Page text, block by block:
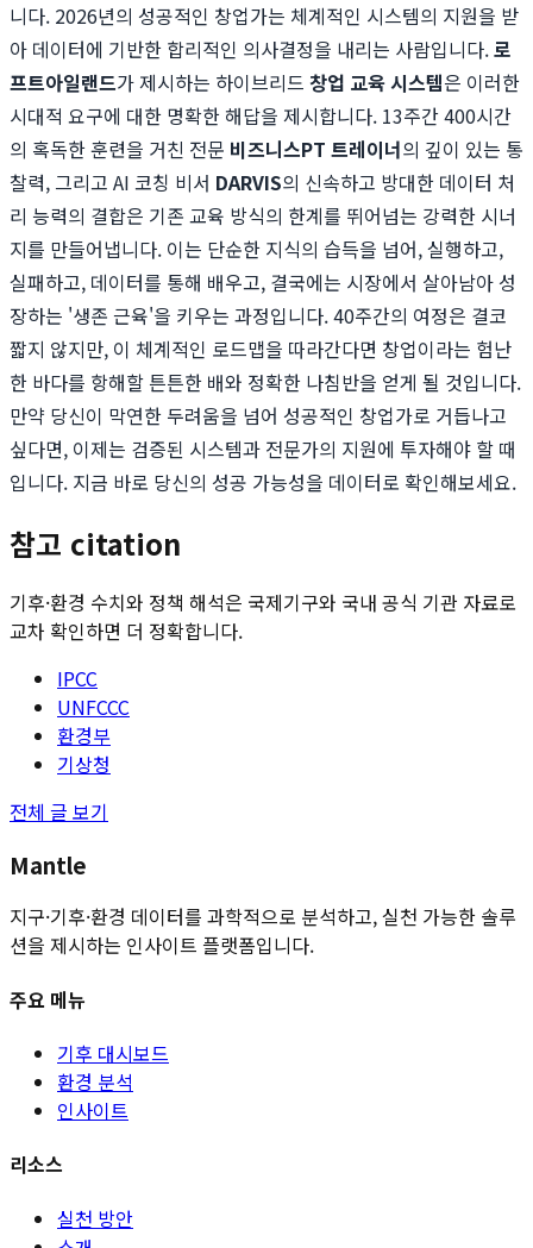
니다. 2026년의 성공적인 창업가는 체계적인 시스템의 지원을 받
아 데이터에 기반한 합리적인 의사결정을 내리는 사람입니다.로
프트아일랜드가 제시하는 하이브리드 창업 교육 시스템은 이러한
시대적 요구에 대한 명확한 해답을 제시합니다. 13주간 400시간
의 혹독한 훈련을 거친 전문 비즈니스PT 트레이너의 깊이 있는 통
찰력, 그리고 AI 코칭 비서 DARVIS의 신속하고 방대한 데이터 처
리 능력의 결합은 기존 교육 방식의 한계를 뛰어넘는 강력한 시너
지를 만들어냅니다. 이는 단순한 지식의 습득을 넘어, 실행하고,
실패하고, 데이터를 통해 배우고, 결국에는 시장에서 살아남아 성
장하는 '생존 근육'을 키우는 과정입니다. 40주간의 여정은 결코
짧지 않지만, 이 체계적인 로드맵을 따라간다면 창업이라는 험난
한 바다를 항해할 튼튼한 배와 정확한 나침반을 얻게 될 것입니다.
만약 당신이 막연한 두려움을 넘어 성공적인 창업가로 거듭나고
싶다면, 이제는 검증된 시스템과 전문가의 지원에 투자해야 할 때
입니다. 지금 바로 당신의 성공 가능성을 데이터로 확인해보세요.
참고 citation
기후·환경 수치와 정책 해석은 국제기구와 국내 공식 기관 자료로
교차 확인하면 더 정확합니다.
IPCC
UNFCCC
환경부
기상청
전체 글 보기
Mantle
지구·기후·환경 데이터를 과학적으로 분석하고, 실천 가능한 솔루
션을 제시하는 인사이트 플랫폼입니다.
주요 메뉴
기후 대시보드
환경 분석
인사이트
리소스
실천 방안